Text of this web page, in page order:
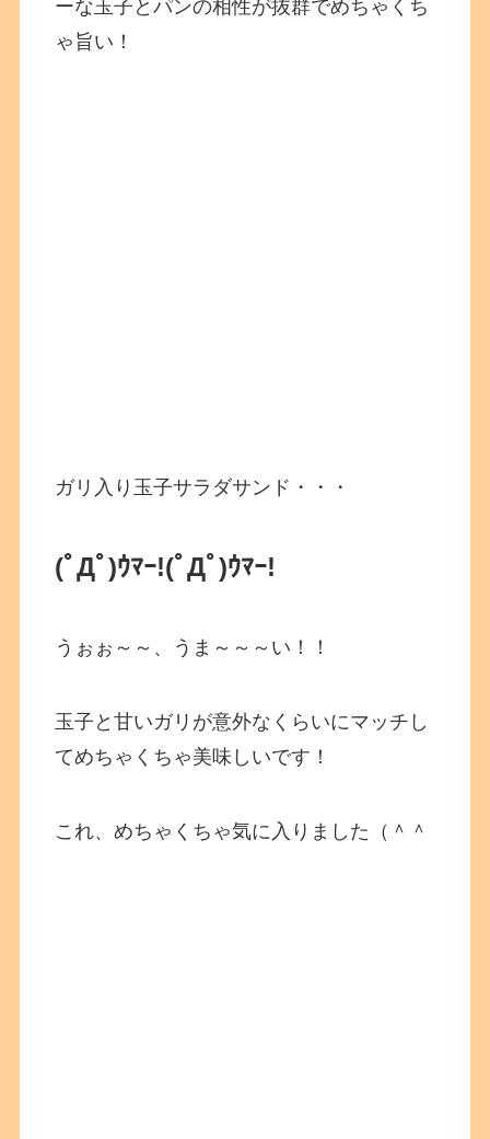
ーな玉子とパンの相性が抜群でめちゃくち
ゃ旨い！
ガリ入り玉子サラダサンド・・・
(ﾟДﾟ)ｳﾏｰ!(ﾟДﾟ)ｳﾏｰ!
うぉぉ～～、うま～～～い！！
玉子と甘いガリが意外なくらいにマッチし
てめちゃくちゃ美味しいです！
これ、めちゃくちゃ気に入りました（＾＾